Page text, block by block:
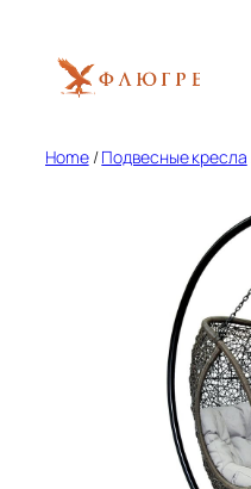
content
Home/Подвесные кресла